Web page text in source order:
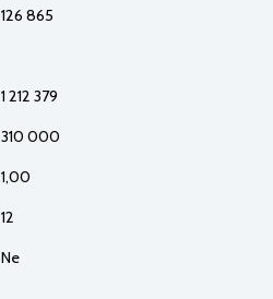
126 865
1 212 379
310 000
1,00
12
Ne